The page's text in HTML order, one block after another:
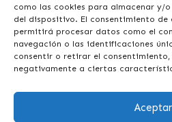
como las cookies para almacenar y/
del dispositivo. El consentimiento de
permitirá procesar datos como el
navegación o las identificaciones
consentir o retirar el
negativamente a ciertas
Aceptar
Política de
Términos y